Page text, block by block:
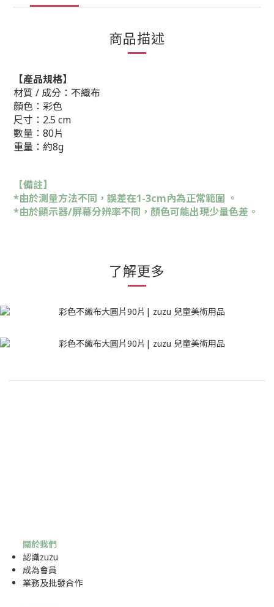
商品描述
【產品規格】
材質 / 成分：不織布
顏色：彩色
尺寸：2.5 cm
數量：80片
重量：約8g
【備註】
*由於測量方法不同，誤差在1-3cm內為正常範圍 。
*由於顯示器/屏幕分辨率不同，顏色可能出現少量色差。
了解更多
關於我們
認識zuzu
成為會員
業務及批發合作